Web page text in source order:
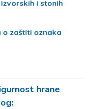
i stonih
o zaštiti oznaka
hrane